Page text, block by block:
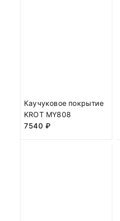
Каучуковое покрытие
KROT MY808
7540 ₽